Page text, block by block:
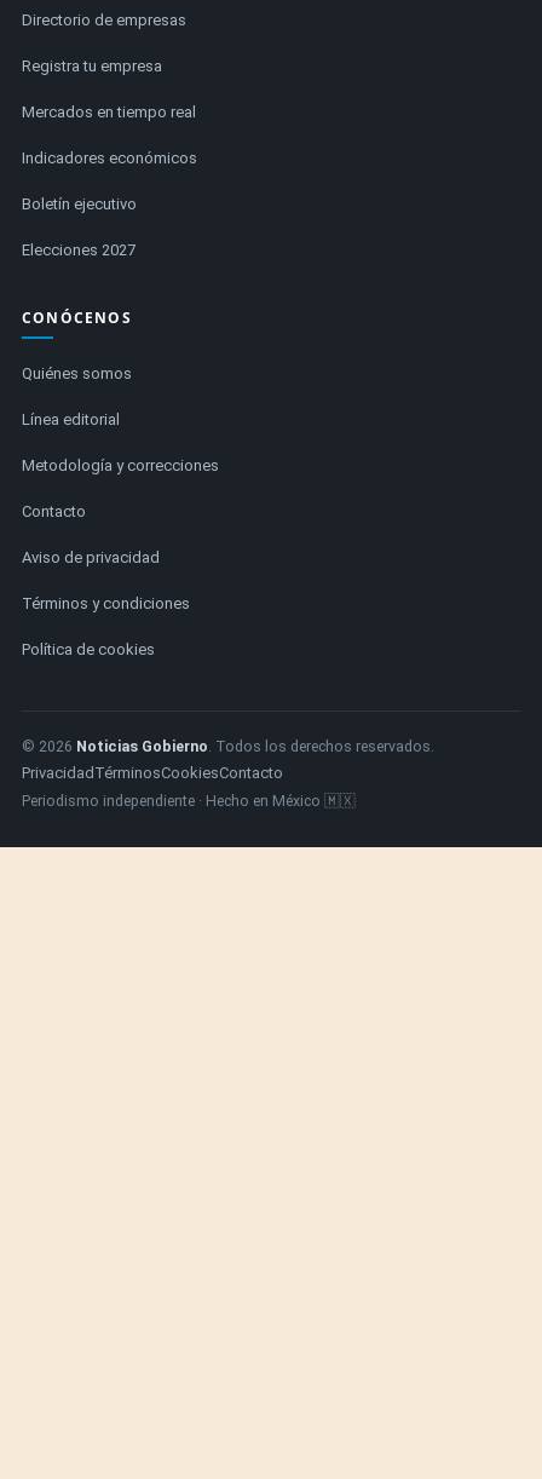
Directorio de empresas
Registra tu empresa
Mercados en tiempo real
Indicadores económicos
Boletín ejecutivo
Elecciones 2027
CONÓCENOS
Quiénes somos
Línea editorial
Metodología y correcciones
Contacto
Aviso de privacidad
Términos y condiciones
Política de cookies
© 2026 Noticias Gobierno. Todos los derechos reservados.
Privacidad TérminosCookiesContacto
Periodismo independiente · Hecho en México 🇲🇽